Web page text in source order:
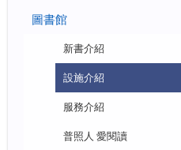
圖書館
新書介紹
設施介紹
服務介紹
普照人 愛閱讀